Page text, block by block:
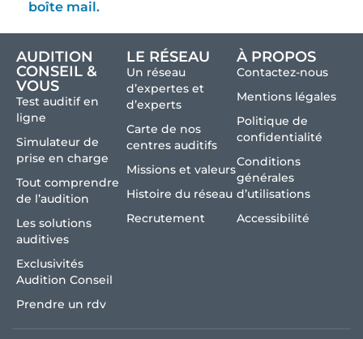
boîte mail.
AUDITION
CONSEIL &
VOUS
Test auditif en
ligne
Simulateur de
prise en charge
Tout comprendre
de l’audition
Les solutions
auditives
Exclusivités
Audition Conseil
Prendre un rdv
LE RÉSEAU
Un réseau
d’expertes et
d’experts
Carte de nos
centres auditifs
Missions et valeurs
Histoire du réseau
Recrutement
À PROPOS
Contactez-nous
Mentions légales
Politique de
confidentialité
Conditions
générales
d’utilisations
Accessibilité